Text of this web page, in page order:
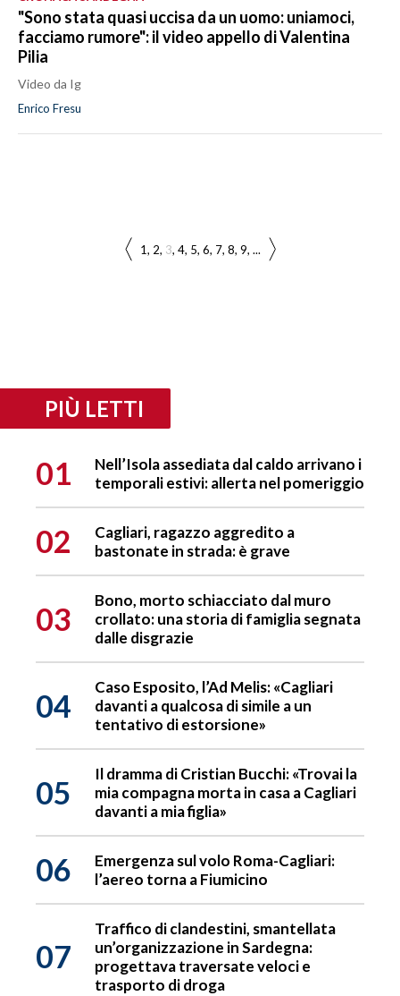
"Sono stata quasi uccisa da un uomo: uniamoci,
facciamo rumore": il video appello di Valentina
Pilia
Video da Ig
Enrico Fresu
1 2 3 4 5 6 7 8 9 ...
PIÙ LETTI
01
Nell’Isola assediata dal caldo arrivano i
temporali estivi: allerta nel pomeriggio
02
Cagliari, ragazzo aggredito a
bastonate in strada: è grave
03
Bono, morto schiacciato dal muro
crollato: una storia di famiglia segnata
dalle disgrazie
04
Caso Esposito, l’Ad Melis: «Cagliari
davanti a qualcosa di simile a un
tentativo di estorsione»
05
Il dramma di Cristian Bucchi: «Trovai la
mia compagna morta in casa a Cagliari
davanti a mia figlia»
06
Emergenza sul volo Roma-Cagliari:
l’aereo torna a Fiumicino
07
Traffico di clandestini, smantellata
un’organizzazione in Sardegna:
progettava traversate veloci e
trasporto di droga